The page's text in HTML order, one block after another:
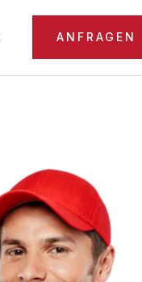
ANFRAGEN